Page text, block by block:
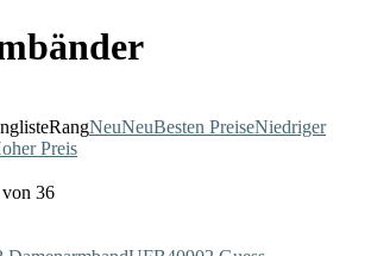
RangNeuNeuBesten PreiseNiedriger
Preis
36